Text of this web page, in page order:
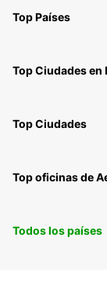
Top Países
Top Ciudades en
Top Ciudades
Top oficinas de
Todos los países